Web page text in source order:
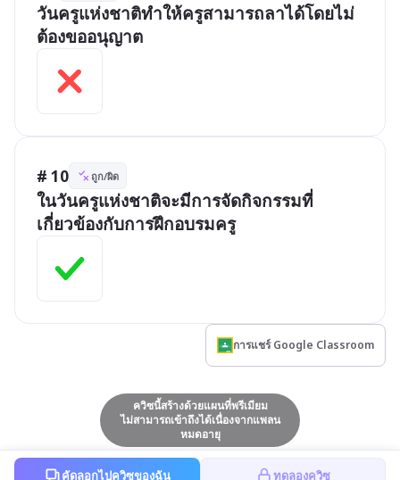
วันครูแห่งชาติทำให้ครูสามารถลาได้โดยไม่
ต้องขออนุญาต
# 10 ถูก/ผิด
ในวันครูแห่งชาติจะมีการจัดกิจกรรมที่
เกี่ยวข้องกับการฝึกอบรมครู
การแชร์ Google Classroom
ควิซนี้สร้างด้วยแผนที่พรีเมียม
ไม่สามารถเข้าถึงได้เนื่องจากแพลน
หมดอายุ
คัดลอกไปควิซของฉัน ทดลองควิซ